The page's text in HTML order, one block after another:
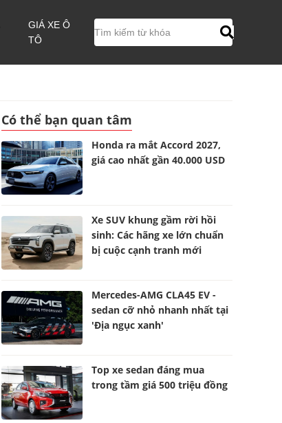
GIÁ XE Ô
TÔ
Có thể bạn quan tâm
Honda ra mắt Accord 2027,
giá cao nhất gần 40.000 USD
Xe SUV khung gầm rời hồi
sinh: Các hãng xe lớn chuẩn
bị cuộc cạnh tranh mới
Mercedes-AMG CLA45 EV -
sedan cỡ nhỏ nhanh nhất tại
'Địa ngục xanh'
Top xe sedan đáng mua
trong tầm giá 500 triệu đồng